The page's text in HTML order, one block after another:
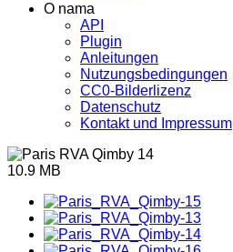
O nama
API
Plugin
Anleitungen
Nutzungsbedingungen
CC0-Bilderlizenz
Datenschutz
Kontakt und Impressum
10.9 MB